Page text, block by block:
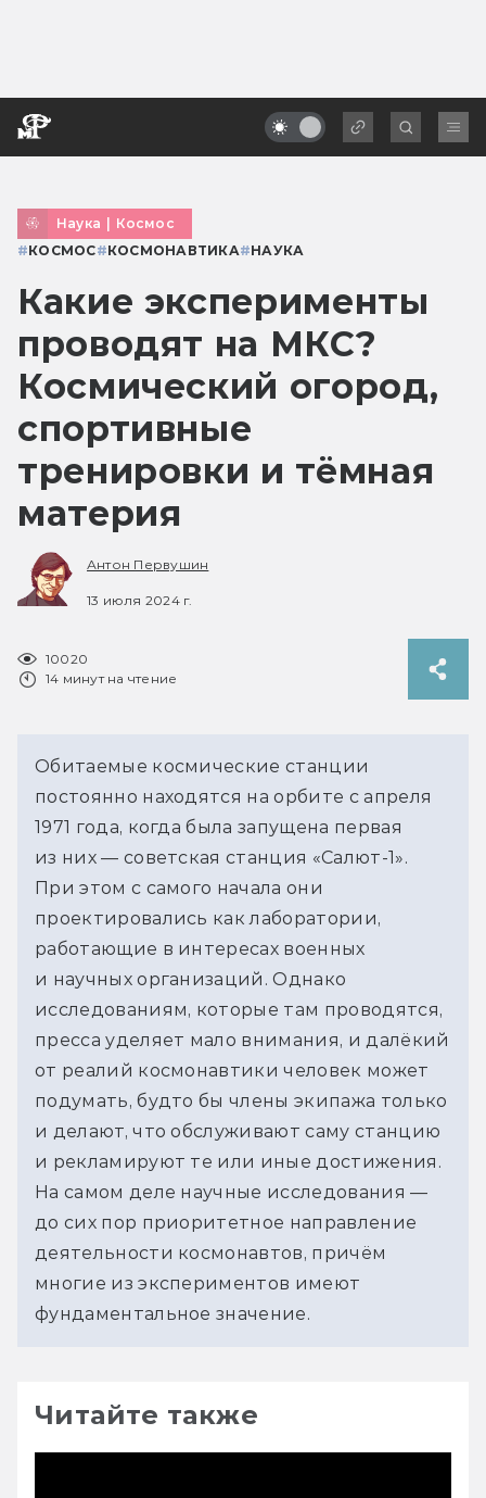
Наука | Космос
#КОСМОС#КОСМОНАВТИКА#НАУКА
Какие эксперименты
проводят на МКС?
Космический огород,
спортивные
тренировки и тёмная
материя
Антон Первушин
13 июля 2024 г.
10020
14 минут на чтение
Обитаемые космические станции
постоянно находятся на орбите с апреля
1971 года, когда была запущена первая
из них — советская станция «Салют-1».
При этом с самого начала они
проектировались как лаборатории,
работающие в интересах военных
и научных организаций. Однако
исследованиям, которые там проводятся,
пресса уделяет мало внимания, и далёкий
от реалий космонавтики человек может
подумать, будто бы члены экипажа только
и делают, что обслуживают саму станцию
и рекламируют те или иные достижения.
На самом деле научные исследования —
до сих пор приоритетное направление
деятельности космонавтов, причём
многие из экспериментов имеют
фундаментальное значение.
Читайте также